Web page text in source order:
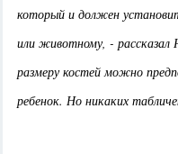
который и должен
или животному, -
размеру костей можно
ребенок. Но никаких